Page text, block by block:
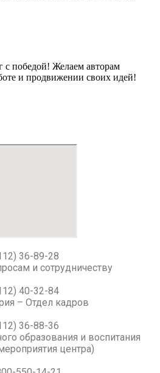
с победой! Желаем авторам
и продвижении своих идей!
36-89-28
и сотрудничеству
40-32-84
– Отдел кадров
36-88-36
образования и воспитания
центра)